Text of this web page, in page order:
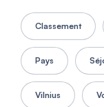
Classement
Pays
Vilnius